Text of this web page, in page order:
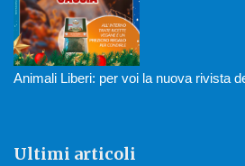
Animali Liberi: per voi la nuova rivista
Ultimi articoli